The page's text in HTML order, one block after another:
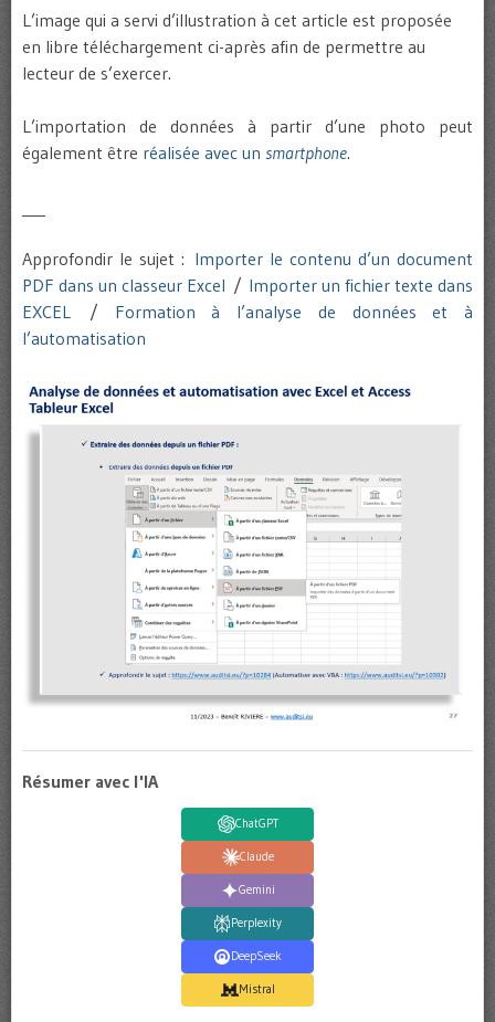
L’image qui a servi d’illustration à cet article est proposée
en libre téléchargement ci-après afin de permettre au
lecteur de s’exercer.
L’importation de données à partir d’une photo peut
également être réalisée avec un smartphone.
Approfondir le sujet : Importer le contenu d’un document
PDF dans un classeur Excel / Importer un fichier texte dans
EXCEL / Formation à l’analyse de données et à
l’automatisation
Résumer avec l'IA
ChatGPT
Claude
Gemini
Perplexity
DeepSeek
Mistral